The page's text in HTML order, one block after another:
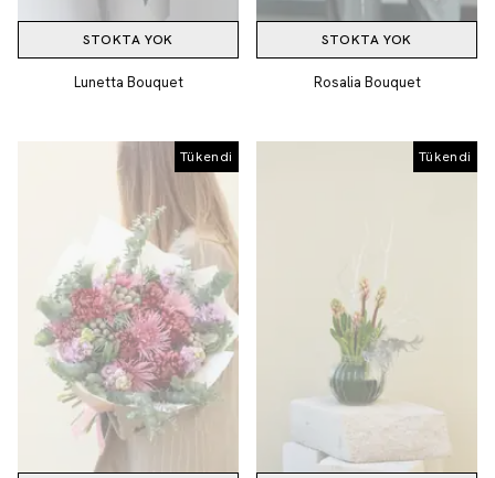
STOKTA YOK
Lunetta Bouquet
STOKTA YOK
Rosalia Bouquet
Tükendi Tükendi